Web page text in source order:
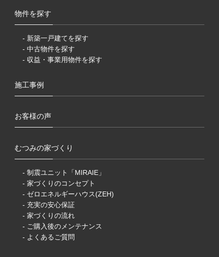
物件を探す
- 新築一戸建てを探す
- 中古物件を探す
- 収益・事業用物件を探す
施工事例
お客様の声
むつみの家づくり
- 制震ユニット「MIRAIE」
- 家づくりのコンセプト
- ゼロエネルギーハウス(ZEH)
- 充実の安心保証
- 家づくりの流れ
- ご購入後のメンテナンス
- よくあるご質問